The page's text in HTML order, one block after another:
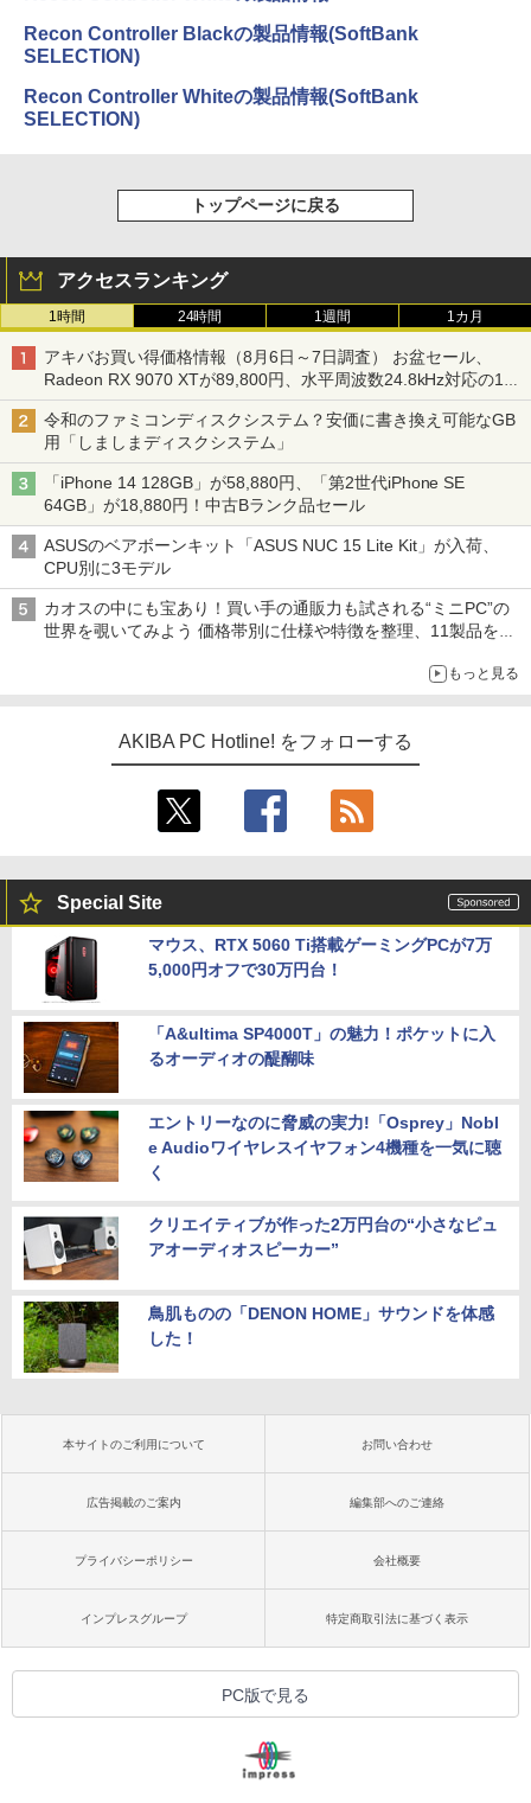
Recon Controller Blackの製品情報(SoftBank
SELECTION)
Recon Controller Whiteの製品情報(SoftBank
SELECTION)
トップページに戻る
アクセスランキング
1時間 24時間 1週間 1カ月
アキバお買い得価格情報（8月6日～7日調査） お盆セール、
Radeon RX 9070 XTが89,800円、水平周波数24.8kHz対応の17
型モニターが9,801円、暑さ指数連動セール ほか
令和のファミコンディスクシステム？安価に書き換え可能なGB
用「しましまディスクシステム」
「iPhone 14 128GB」が58,880円、「第2世代iPhone SE
64GB」が18,880円！中古Bランク品セール
ASUSのベアボーンキット「ASUS NUC 15 Lite Kit」が入荷、
CPU別に3モデル
カオスの中にも宝あり！買い手の通販力も試される“ミニPC”の
世界を覗いてみよう 価格帯別に仕様や特徴を整理、11製品をピ
もっと見る
AKIBA PC Hotline! をフォローする
Special Site
マウス、RTX 5060 Ti搭載ゲーミングPCが7万
5,000円オフで30万円台！
「A&ultima SP4000T」の魅力！ポケットに入
るオーディオの醍醐味
エントリーなのに脅威の実力!「Osprey」Nobl
e Audioワイヤレスイヤフォン4機種を一気に聴
く
クリエイティブが作った2万円台の“小さなピュ
アオーディオスピーカー”
鳥肌ものの「DENON HOME」サウンドを体感
した！
本サイトのご利用について お問い合わせ
広告掲載のご案内 編集部へのご連絡
プライバシーポリシー 会社概要
インプレスグループ 特定商取引法に基づく表示
PC版で見る